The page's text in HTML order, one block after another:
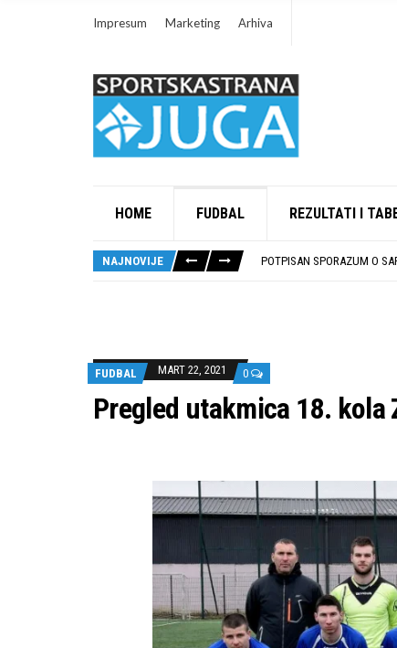
Impresum Marketing Arhiva
HOME FUDBAL REZULTATI I
NAJNOVIJE
POTPISAN SPORAZUM O
FUDBAL MART 22, 2021 0
Pregled utakmica 18. kola